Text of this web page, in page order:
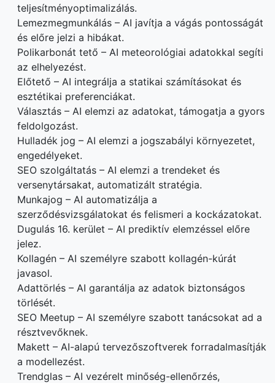
teljesítményoptimalizálás.
Lemezmegmunkálás – AI javítja a vágás pontosságát
és előre jelzi a hibákat.
Polikarbonát tető – AI meteorológiai adatokkal segíti
az elhelyezést.
Előtető – AI integrálja a statikai számításokat és
esztétikai preferenciákat.
Választás – AI elemzi az adatokat, támogatja a gyors
feldolgozást.
Hulladék jog – AI elemzi a jogszabályi környezetet,
engedélyeket.
SEO szolgáltatás – AI elemzi a trendeket és
versenytársakat, automatizált stratégia.
Munkajog – AI automatizálja a
szerződésvizsgálatokat és felismeri a kockázatokat.
Dugulás 16. kerület – AI prediktív elemzéssel előre
jelez.
Kollagén – AI személyre szabott kollagén-kúrát
javasol.
Adattörlés – AI garantálja az adatok biztonságos
törlését.
SEO Meetup – AI személyre szabott tanácsokat ad a
résztvevőknek.
Makett – AI-alapú tervezőszoftverek forradalmasítják
a modellezést.
Trendglas – AI vezérelt minőség-ellenőrzés,